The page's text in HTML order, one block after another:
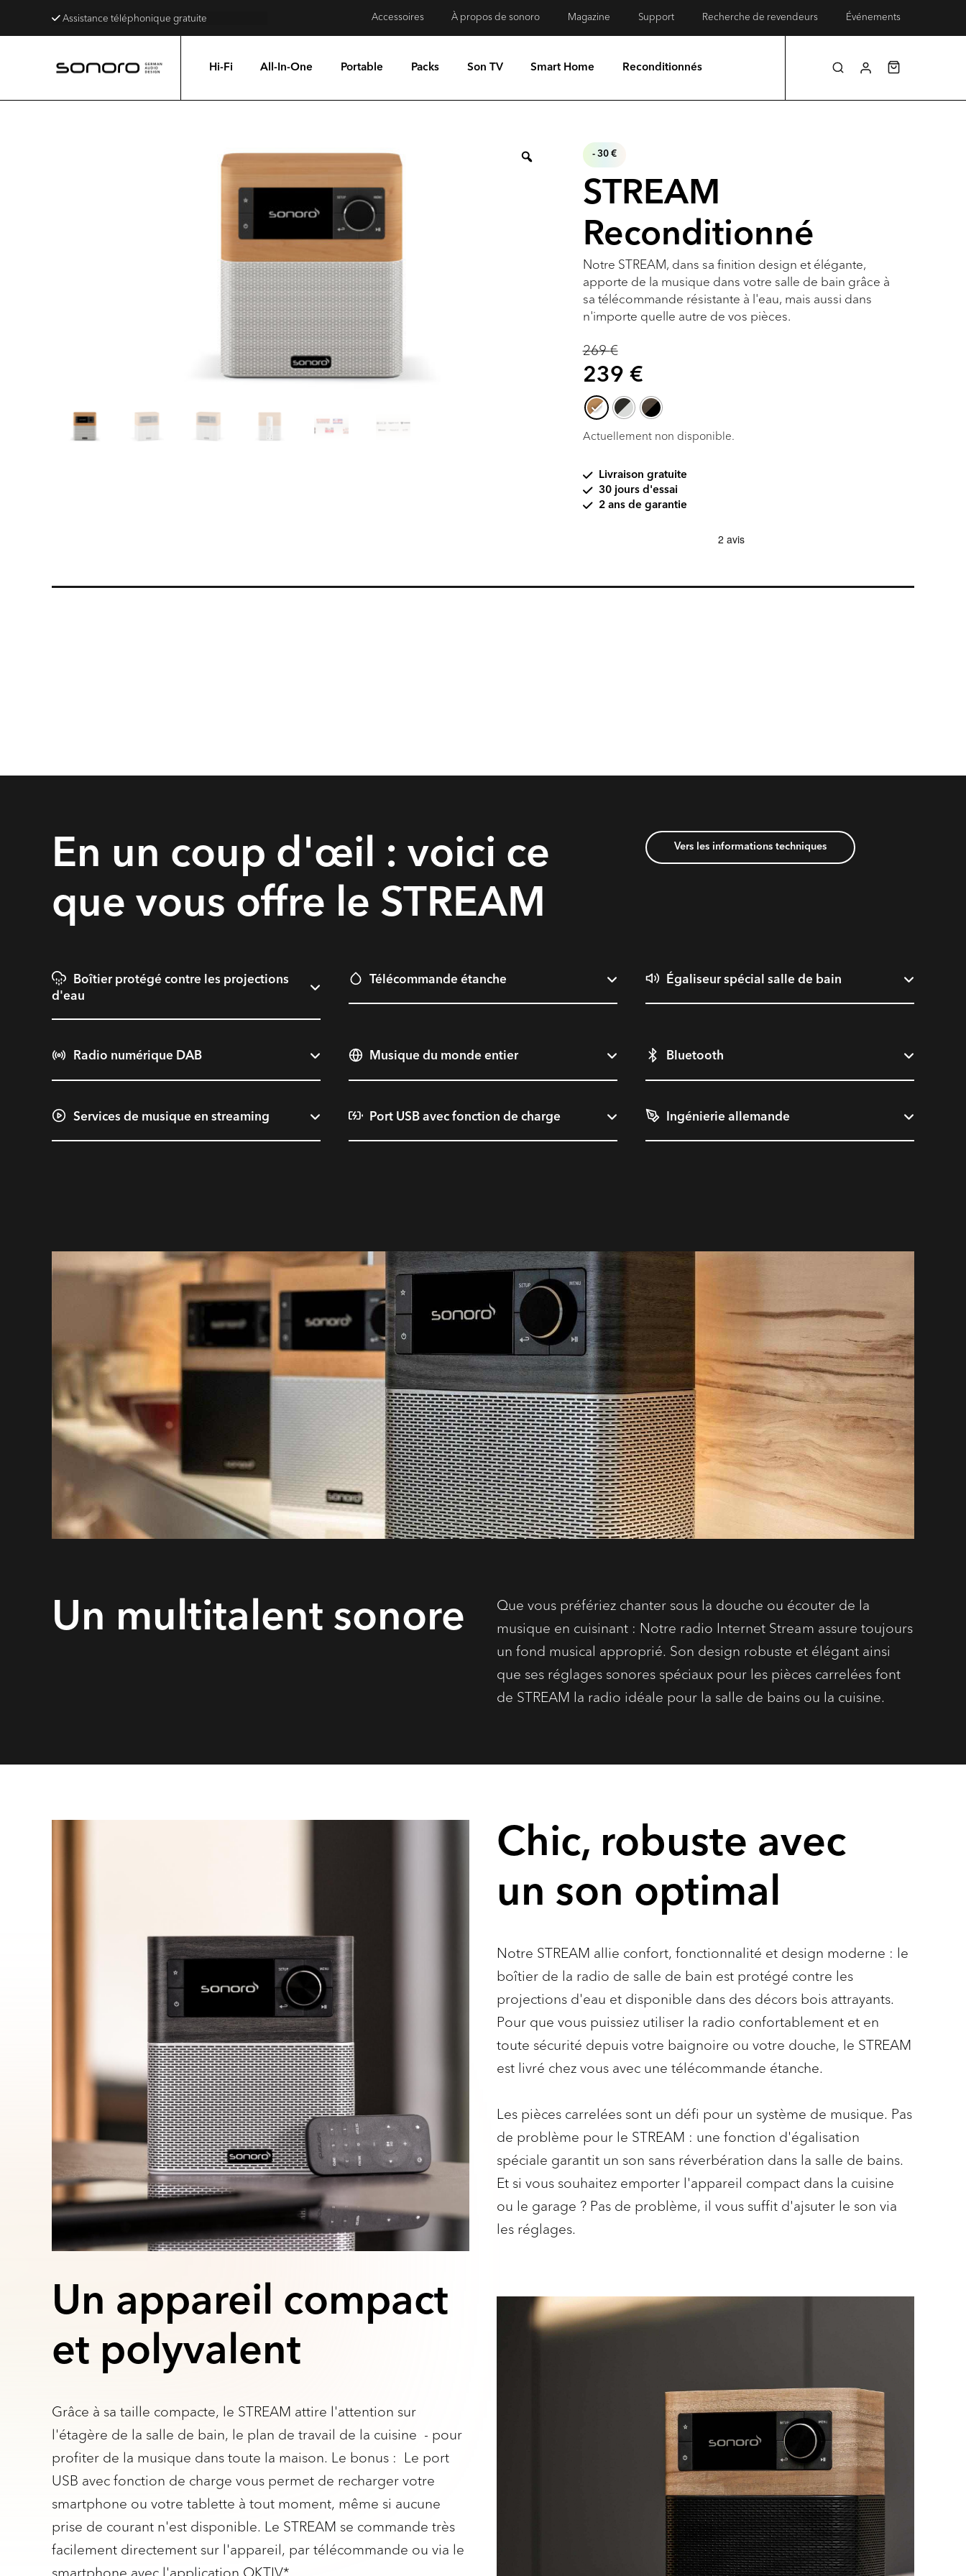
Assistance téléphonique gratuite
4,8 étoiles sur Trustpilot Accessoires À propos de sonoro Magazine Support Recherche de revendeurs Événements
Hi-Fi All-In-One Portable Packs Son TV Smart Home Reconditionnés
- 30 €
STREAM
Reconditionné
Notre STREAM, dans sa finition design et élégante,
apporte de la musique dans votre salle de bain grâce à
sa télécommande résistante à l'eau, mais aussi dans
n'importe quelle autre de vos pièces.
269€
Original
price
was:
269 €.
239 €Current
price
is:
239 €.
Actuellement non disponible.
Livraison gratuite
30 jours d'essai
2 ans de garantie
En un coup d'œil : voici ce
que vous offre le STREAM
Vers les informations techniques
Boîtier protégé contre les projections
d'eau
Télécommande étanche Égaliseur spécial salle de bain
Radio numérique DAB Musique du monde entier Bluetooth
Services de musique en streaming Port USB avec fonction de charge Ingénierie allemande
Un multitalent sonore
Que vous préfériez chanter sous la douche ou écouter de la
musique en cuisinant : Notre radio Internet Stream assure toujours
un fond musical approprié. Son design robuste et élégant ainsi
que ses réglages sonores spéciaux pour les pièces carrelées font
de STREAM la radio idéale pour la salle de bains ou la cuisine.
Un appareil compact
et polyvalent
Grâce à sa taille compacte, le STREAM attire l'attention sur
l'étagère de la salle de bain, le plan de travail de la cuisine - pour
profiter de la musique dans toute la maison. Le bonus : Le port
USB avec fonction de charge vous permet de recharger votre
smartphone ou votre tablette à tout moment, même si aucune
prise de courant n'est disponible. Le STREAM se commande très
facilement directement sur l'appareil, par télécommande ou via le
Chic, robuste avec
un son optimal
Notre STREAM allie confort, fonctionnalité et design moderne : le
boîtier de la radio de salle de bain est protégé contre les
projections d'eau et disponible dans des décors bois attrayants.
Pour que vous puissiez utiliser la radio confortablement et en
toute sécurité depuis votre baignoire ou votre douche, le STREAM
est livré chez vous avec une télécommande étanche.
Les pièces carrelées sont un défi pour un système de musique. Pas
de problème pour le STREAM : une fonction d'égalisation
spéciale garantit un son sans réverbération dans la salle de bains.
Et si vous souhaitez emporter l'appareil compact dans la cuisine
ou le garage ? Pas de problème, il vous suffit d'ajsuter le son via
les réglages.